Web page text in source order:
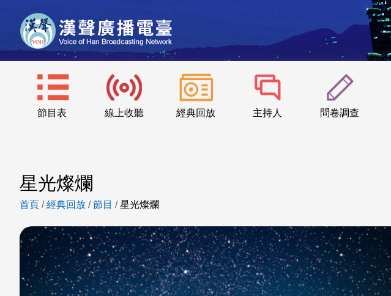
節目表 線上收聽 經典回放 主持人 問卷調查
星光燦爛
首頁 /經典回放 /節目 /星光燦爛